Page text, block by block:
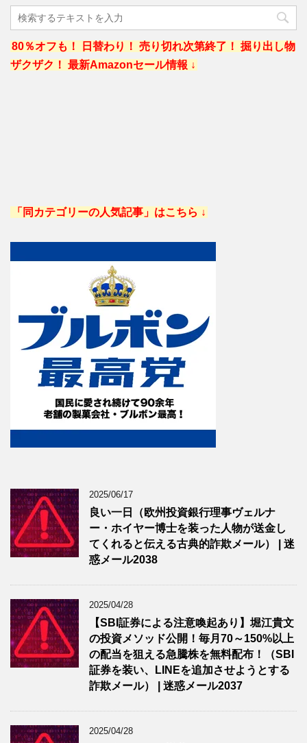
80％オフも！ 日替わり！ 売り切れ次第終了！ 掘り出し物
ザクザク！ 最新Amazonセール情報 ↓
「同カテゴリーの人気記事」はこちら ↓
2025/06/17
良い一日（欧州投資銀行理事ヴェルナ
ー・ホイヤー博士を装った人物が送金し
てくれると伝える古典的詐欺メール） | 迷
惑メール2038
2025/04/28
【SBI証券による注意喚起あり】堀江貴文
の投資メソッド公開！毎月70～150%以上
の配当を狙える急騰株を無料配布！（SBI
証券を装い、LINEを追加させようとする
詐欺メール） | 迷惑メール2037
2025/04/28